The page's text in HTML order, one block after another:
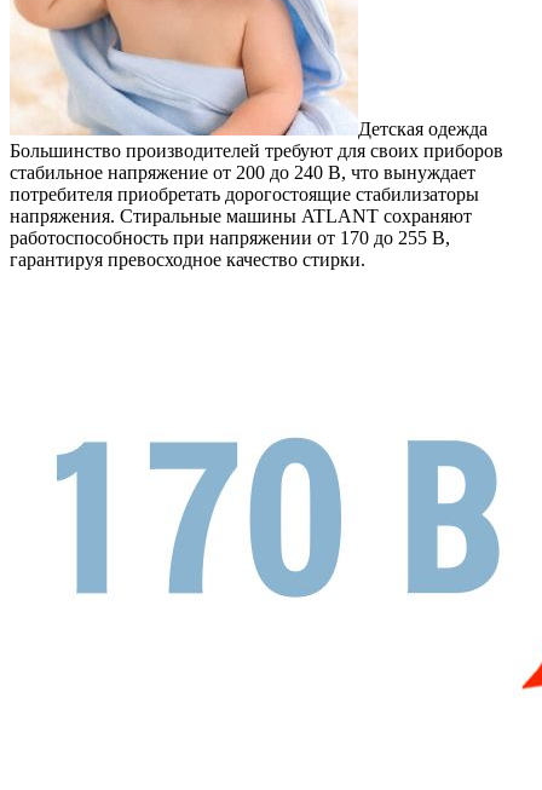
Детская одежда
Большинство производителей требуют для своих приборов
стабильное напряжение от 200 до 240 В, что вынуждает
потребителя приобретать дорогостоящие стабилизаторы
напряжения. Стиральные машины ATLANT сохраняют
работоспособность при напряжении от 170 до 255 В,
гарантируя превосходное качество стирки.